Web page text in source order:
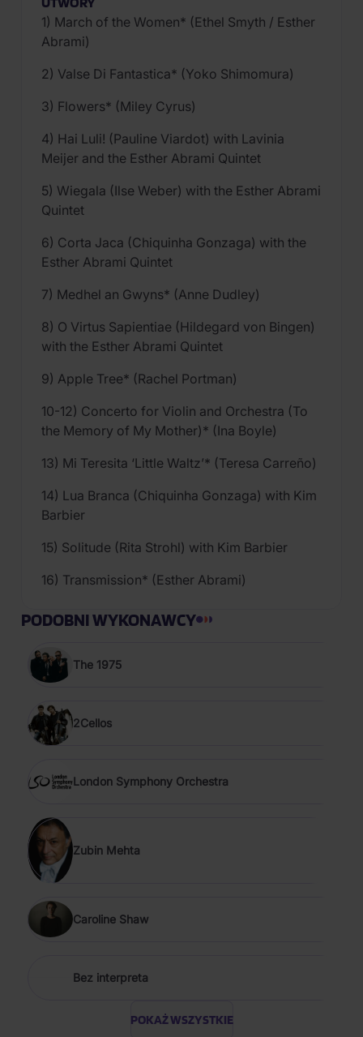
1) March of the Women* (Ethel Smyth / Esther
Abrami)
2) Valse Di Fantastica* (Yoko Shimomura)
3) Flowers* (Miley Cyrus)
4) Hai Luli! (Pauline Viardot) with Lavinia
Meijer and the Esther Abrami Quintet
5) Wiegala (Ilse Weber) with the Esther Abrami
Quintet
6) Corta Jaca (Chiquinha Gonzaga) with the
Esther Abrami Quintet
7) Medhel an Gwyns* (Anne Dudley)
8) O Virtus Sapientiae (Hildegard von Bingen)
with the Esther Abrami Quintet
9) Apple Tree* (Rachel Portman)
10-12) Concerto for Violin and Orchestra (To
the Memory of My Mother)* (Ina Boyle)
13) Mi Teresita ‘Little Waltz’* (Teresa Carreño)
14) Lua Branca (Chiquinha Gonzaga) with Kim
Barbier
15) Solitude (Rita Strohl) with Kim Barbier
16) Transmission* (Esther Abrami)
PODOBNI WYKONAWCY
The 1975
2Cellos
London Symphony Orchestra
Zubin Mehta
Caroline Shaw
Bez interpreta
POKAŻ WSZYSTKIE